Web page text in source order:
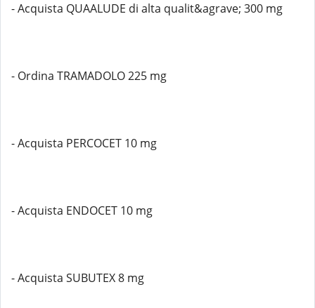
- Acquista QUAALUDE di alta qualit&agrave; 300 mg
- Ordina TRAMADOLO 225 mg
- Acquista PERCOCET 10 mg
- Acquista ENDOCET 10 mg
- Acquista SUBUTEX 8 mg